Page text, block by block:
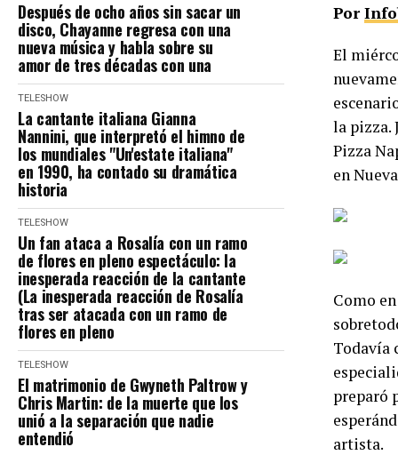
Después de ocho años sin sacar un
disco, Chayanne regresa con una
nueva música y habla sobre su
amor de tres décadas con una
TELESHOW
La cantante italiana Gianna
Nannini, que interpretó el himno de
los mundiales "Un'estate italiana"
en 1990, ha contado su dramática
historia
TELESHOW
Un fan ataca a Rosalía con un ramo
de flores en pleno espectáculo: la
inesperada reacción de la cantante
(La inesperada reacción de Rosalía
tras ser atacada con un ramo de
flores en pleno
TELESHOW
El matrimonio de Gwyneth Paltrow y
Chris Martin: de la muerte que los
unió a la separación que nadie
entendió
Por
El
la pizza.
Pizza
en
Como
Todavía
preparó
artista.